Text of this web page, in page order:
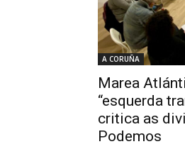
A CORUÑA
Marea
“esquerda
critica as
Podemos